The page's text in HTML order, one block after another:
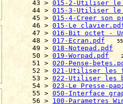
43 > 015-2-Utiliser le
44 > 015-3-Utiliser le
45 > 015-4-Creer son
46 > 015-Le
47 > 016-Bit octet -
48 > 017-Ecran.pdf
49 > 018-Notepad.pdf
50 > 019-Worpad.pdf
51 > 020-Pense-
52 > 021-Utiliser les
53 > 022-Utiliser les
54 > 023-Le Presse-
55 > 050-Interface
56 > 100-Parametres